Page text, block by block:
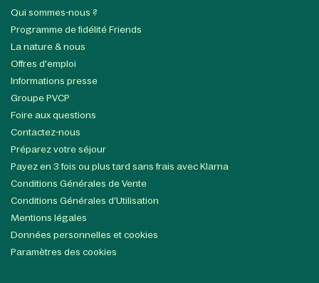
Qui sommes-nous ?
Programme de fidélité Friends
La nature & nous
Offres d'emploi
Informations presse
Groupe PVCP
Foire aux questions
Contactez-nous
Préparez votre séjour
Payez en 3 fois ou plus tard sans frais avec Klarna
Conditions Générales de Vente
Conditions Générales d'Utilisation
Mentions légales
Données personnelles et cookies
Paramètres des cookies